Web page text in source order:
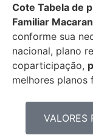
Cote Tabela de
Familiar
conforme sua
nacional, plano
coparticipação,
melhores planos
VALORES